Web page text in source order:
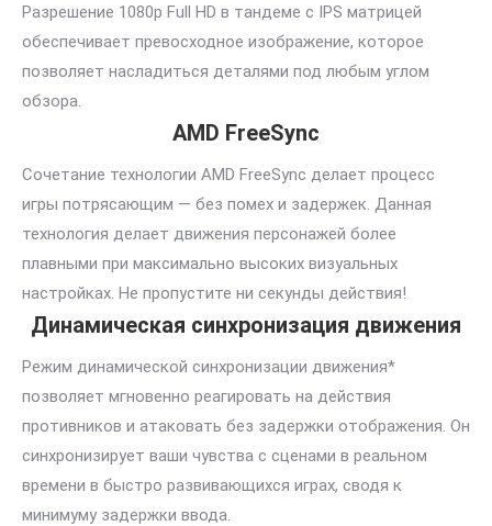
Разрешение 1080p Full HD в тандеме с IPS матрицей
обеспечивает превосходное изображение, которое
позволяет насладиться деталями под любым углом
обзора.
AMD FreeSync
Сочетание технологии AMD FreeSync делает процесс
игры потрясающим — без помех и задержек. Данная
технология делает движения персонажей более
плавными при максимально высоких визуальных
настройках. Не пропустите ни секунды действия!
Динамическая синхронизация движения
Режим динамической синхронизации движения*
позволяет мгновенно реагировать на действия
противников и атаковать без задержки отображения. Он
синхронизирует ваши чувства с сценами в реальном
времени в быстро развивающихся играх, сводя к
минимуму задержки ввода.